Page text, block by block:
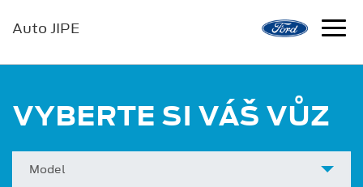
Auto JIPE
VYBERTE SI VÁŠ VŮZ
Model